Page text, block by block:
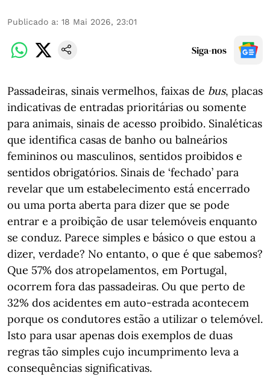
Publicado a: 18 Mai 2026, 23:01
Siga-nos
Passadeiras, sinais vermelhos, faixas de bus, placas
indicativas de entradas prioritárias ou somente
para animais, sinais de acesso proibido. Sinaléticas
que identifica casas de banho ou balneários
femininos ou masculinos, sentidos proibidos e
sentidos obrigatórios. Sinais de ‘fechado’ para
revelar que um estabelecimento está encerrado
ou uma porta aberta para dizer que se pode
entrar e a proibição de usar telemóveis enquanto
se conduz. Parece simples e básico o que estou a
dizer, verdade? No entanto, o que é que sabemos?
Que 57% dos atropelamentos, em Portugal,
ocorrem fora das passadeiras. Ou que perto de
32% dos acidentes em auto-estrada acontecem
porque os condutores estão a utilizar o telemóvel.
Isto para usar apenas dois exemplos de duas
regras tão simples cujo incumprimento leva a
consequências significativas.